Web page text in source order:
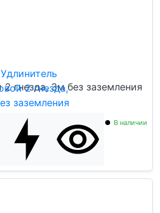
гнезда, 3м без заземления
В наличии